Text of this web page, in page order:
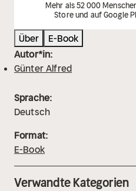
Mehr als 52 000
Store und auf Google
Über
E-Book
Autor*in:
Günter Alfred
Sprache:
Deutsch
Format:
E-Book
Verwandte Kategorien